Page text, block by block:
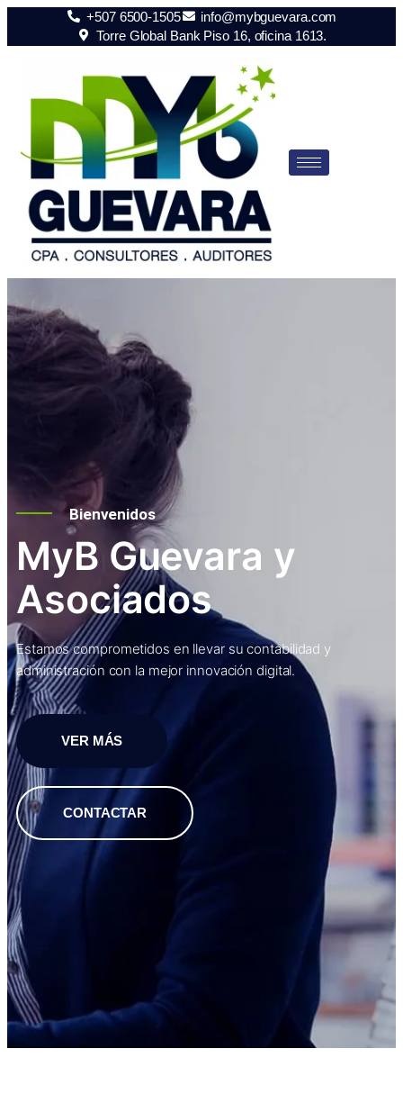
+507 6500-1505
info@mybguevara.com
Torre Global Bank Piso 16, oficina 1613.
Bienvenidos
MyB Guevara y
Asociados
Estamos comprometidos en llevar su contabilidad y
administración con la mejor innovación digital.
VER MÁS
CONTACTAR